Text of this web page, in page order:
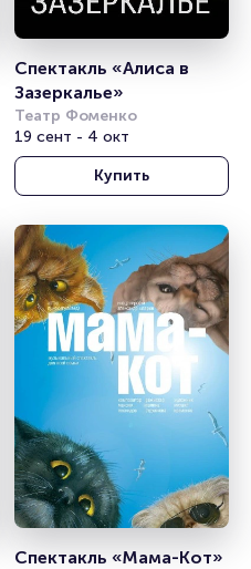
Спектакль «Алиса в
Зазеркалье»
Театр Фоменко
19 сент - 4 окт
Купить